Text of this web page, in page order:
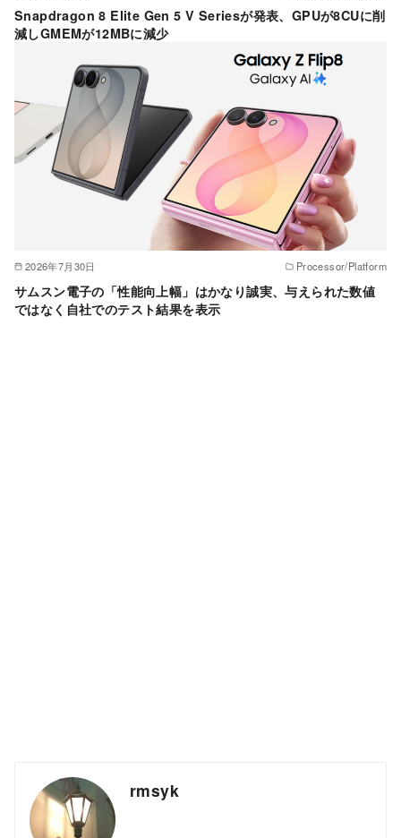
Snapdragon 8 Elite Gen 5 V Seriesが発表、GPUが8CUに削
減しGMEMが12MBに減少
2026年7月30日 Processor/Platform
サムスン電子の「性能向上幅」はかなり誠実、与えられた数値
ではなく自社でのテスト結果を表示
rmsyk